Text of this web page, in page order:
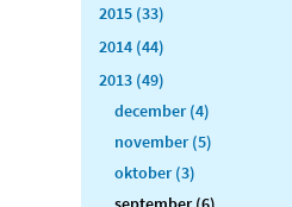
2015 (33)
2014 (44)
2013 (49)
december (4)
november (5)
oktober (3)